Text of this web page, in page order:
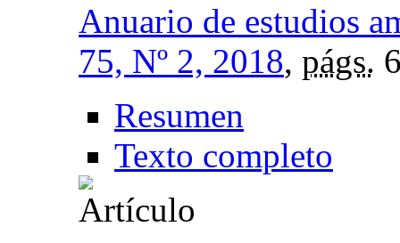
Anuario de estudios
75, Nº 2, 2018, págs.
Resumen
Texto completo